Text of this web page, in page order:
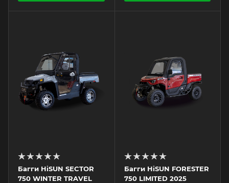
Багги HiSUN SECTOR
750 WINTER TRAVEL
Багги HiSUN FORESTER
750 LIMITED 2025